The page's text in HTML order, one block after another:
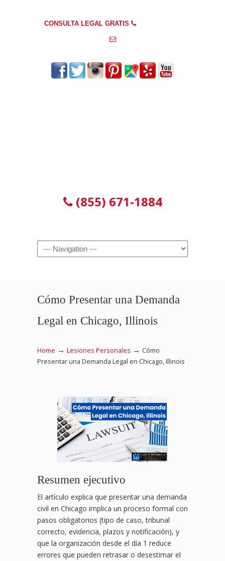
CONSULTA LEGAL GRATIS
(855) 671-1884
Navigation
Cómo Presentar una Demanda
Legal en Chicago, Illinois
Home → Lesiones Personales → Cómo
Presentar una Demanda Legal en Chicago, Illinois
Resumen ejecutivo
El artículo explica que presentar una demanda
civil en Chicago implica un proceso formal con
pasos obligatorios (tipo de caso, tribunal
correcto, evidencia, plazos y notificación), y
que la organización desde el día 1 reduce
errores que pueden retrasar o desestimar el